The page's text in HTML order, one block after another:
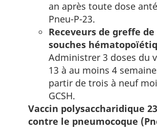
an après toute dose
Pneu-P-23.
Receveurs de greffe
souches
Administrer 3 doses du
13 à au moins 4
partir de trois à neuf
GCSH.
Vaccin polysaccharidique
contre le pneumocoque